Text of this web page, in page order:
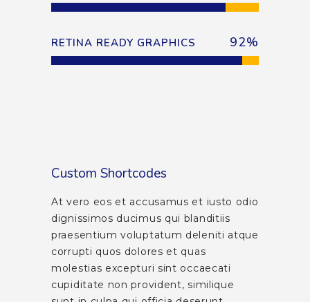
RETINA READY GRAPHICS 92%
Custom Shortcodes
At vero eos et accusamus et iusto odio
dignissimos ducimus qui blanditiis
praesentium voluptatum deleniti atque
corrupti quos dolores et quas
molestias excepturi sint occaecati
cupiditate non provident, similique